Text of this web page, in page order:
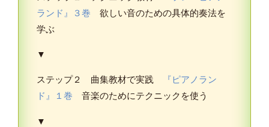
ランド』３巻 欲しい音のための具体的奏法を
学ぶ
▼
ステップ２ 曲集教材で実践
『ピアノラン
ド』１巻 音楽のためにテクニックを使う
▼